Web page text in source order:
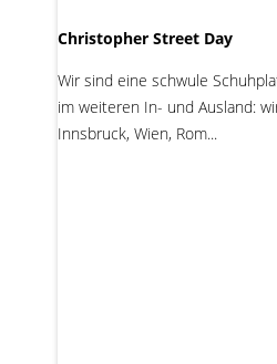
Christopher Street Day
Wir sind eine schwule
im weiteren In- und Ausland:
Innsbruck, Wien, Rom...